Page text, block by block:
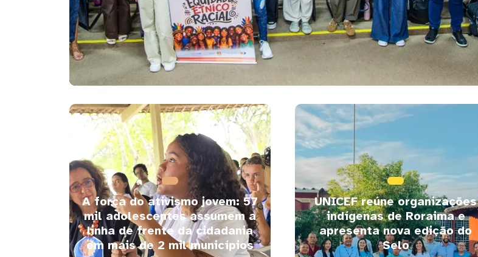
A força do ativismo jovem: 57
mil adolescentes assumem a
linha de frente da cidadania
em mais de 2 mil municípios
UNICEF reúne organizações
indígenas de Roraima e
apresenta nova edição do
Selo